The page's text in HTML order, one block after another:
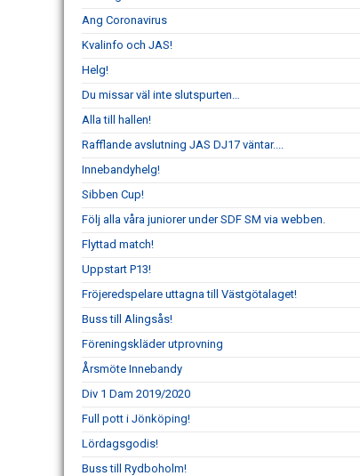
Ang Coronavirus
Kvalinfo och JAS!
Helg!
Du missar väl inte slutspurten…
Alla till hallen!
Rafflande avslutning JAS DJ17 väntar....
Innebandyhelg!
Sibben Cup!
Följ alla våra juniorer under SDF SM via webben.
Flyttad match!
Uppstart P13!
Fröjeredspelare uttagna till Västgötalaget!
Buss till Alingsås!
Föreningskläder utprovning
Årsmöte Innebandy
Div 1 Dam 2019/2020
Full pott i Jönköping!
Lördagsgodis!
Buss till Rydboholm!